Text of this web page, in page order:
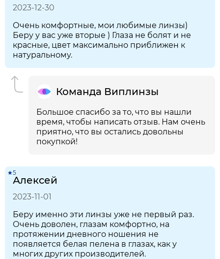
2023-12-30
Очень комфортные, мои любимые линзы)
Беру у вас уже вторые ) Глаза не болят и не
красные, цвет максимально приближен к
натуральному.
Команда Виплинзы
Большое спасибо за то, что вы нашли
время, чтобы написать отзыв. Нам очень
приятно, что вы остались довольны
покупкой!
★5
Алексей
2023-11-01
Беру именно эти линзы уже не первый раз.
Очень доволен, глазам комфортно, на
протяжении дневного ношения не
появляется белая пелена в глазах, как у
многих других производителей.